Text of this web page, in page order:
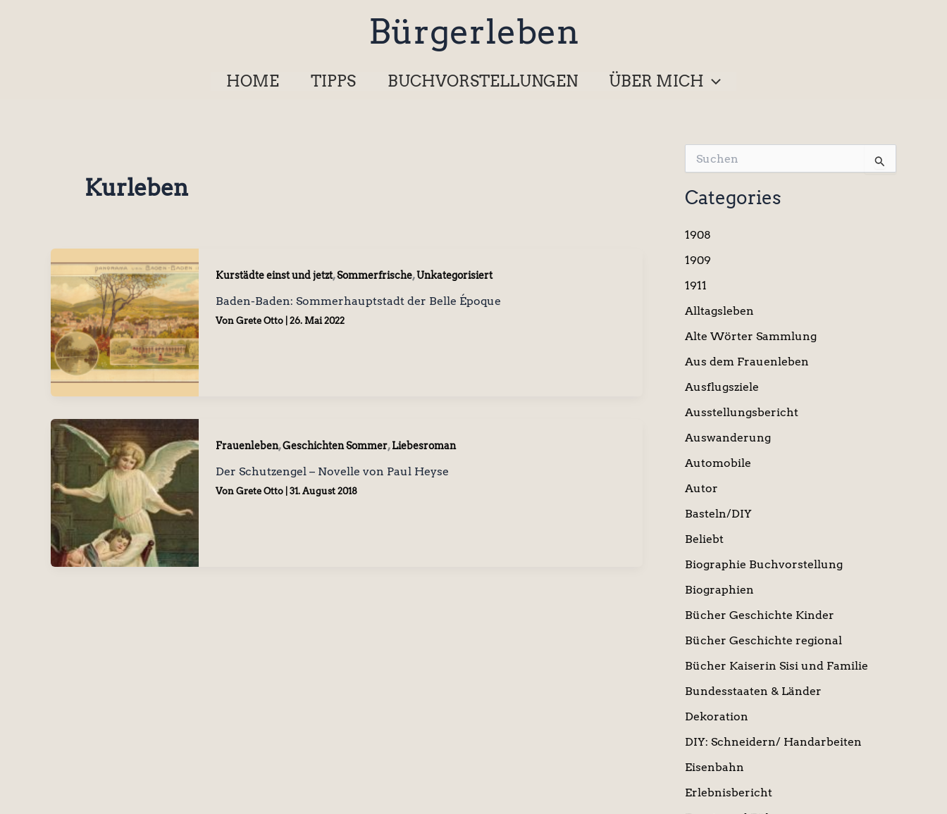
Bürgerleben
HOME TIPPS BUCHVORSTELLUNGEN ÜBER MICH
Kurleben
Kurstädte einst und jetzt,Sommerfrische,Unkategorisiert
Baden-Baden: Sommerhauptstadt der Belle Époque
Von Grete Otto 26. Mai 2022
Frauenleben,Geschichten Sommer,Liebesroman
Der Schutzengel – Novelle von Paul Heyse
Von Grete Otto 31. August 2018
u
c
h
n
a
h
Categories
1908
1909
1911
Alltagsleben
Alte Wörter Sammlung
Aus dem Frauenleben
Ausflugsziele
Ausstellungsbericht
Auswanderung
Automobile
Autor
Basteln/DIY
Beliebt
Biographie Buchvorstellung
Biographien
Bücher Geschichte Kinder
Bücher Geschichte regional
Bücher Kaiserin Sisi und Familie
Bundesstaaten & Länder
Dekoration
DIY: Schneidern/ Handarbeiten
Eisenbahn
Erlebnisbericht